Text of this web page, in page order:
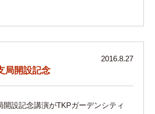
2016.8.27
局開設記念
開設記念講演がTKPガーデンシティ